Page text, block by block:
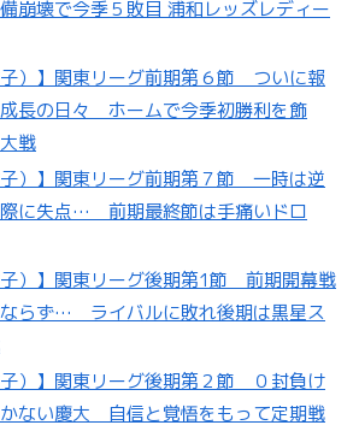
崩壊で今季５敗目 浦和レッズレディー
子）】関東リーグ前期第６節 ついに報
長の日々 ホームで今季初勝利を飾
戦
子）】関東リーグ前期第７節 一時は逆
に失点… 前期最終節は手痛いドロ
子）】関東リーグ後期第1節 前期開幕戦
らず… ライバルに敗れ後期は黒星ス
子）】関東リーグ後期第２節 ０封負け
ない慶大 自信と覚悟をもって定期戦